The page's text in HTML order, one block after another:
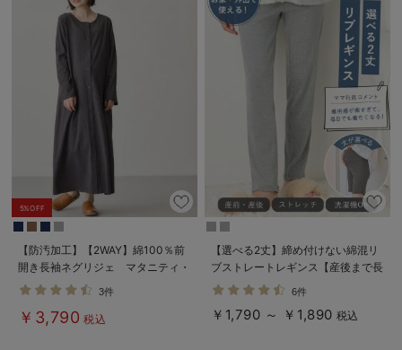
5%OFF
【防汚加工】【2WAY】綿100％前
開き長袖ネグリジェ マタニティ・
授乳パジャマ【産後も長く着れる】
3件
￥3,790 税込
【選べる2丈】締め付けない綿混リ
ブストレートレギンス【産後まで長
く使える】
6件
￥1,790 ～ ￥1,890 税込